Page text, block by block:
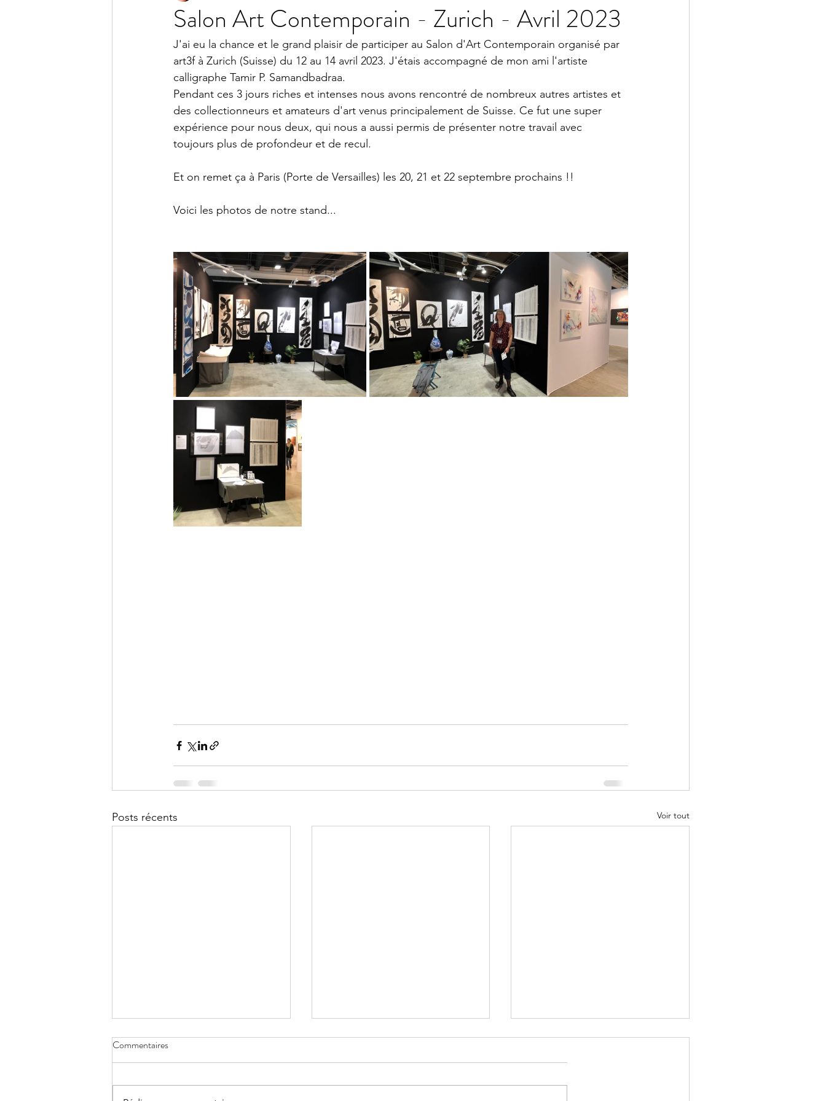
Salon Art Contemporain - Zurich - Avril 2023
J'ai eu la chance et le grand plaisir de participer au Salon d'Art Contemporain organisé par
art3f à Zurich (Suisse) du 12 au 14 avril 2023. J'étais accompagné de mon ami l'artiste
calligraphe Tamir P. Samandbadraa.
Pendant ces 3 jours riches et intenses nous avons rencontré de nombreux autres artistes et
des collectionneurs et amateurs d'art venus principalement de Suisse. Ce fut une super
expérience pour nous deux, qui nous a aussi permis de présenter notre travail avec
toujours plus de profondeur et de recul.
Et on remet ça à Paris (Porte de Versailles) les 20, 21 et 22 septembre prochains !!
Voici les photos de notre stand...
Posts récents Voir tout
Commentaires